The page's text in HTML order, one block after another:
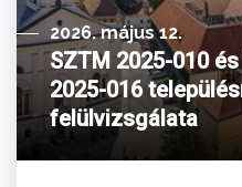
2026. május 12.
SZTM 2025-010
2025-016
felülvizsgálata